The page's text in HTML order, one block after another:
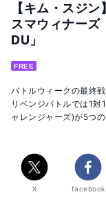
【キム・スジ
スマウィナー
DU」
FREE
バトルウィークの最終
リベンジバトルでは1
ャレンジャーズ)が5つ
https://abema.tv/
▼アプリでの投票方法
X facebook